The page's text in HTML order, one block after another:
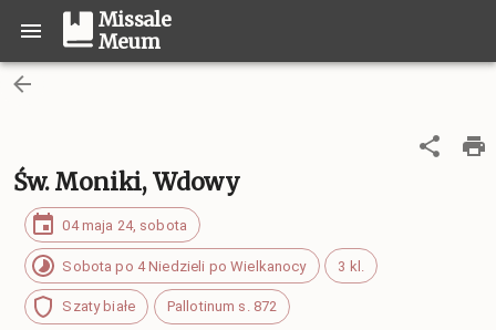
Missale
Meum
Św. Moniki, Wdowy
04 maja 24, sobota
Sobota po 4 Niedzieli po Wielkanocy 3 kl.
Szaty białe Pallotinum s. 872